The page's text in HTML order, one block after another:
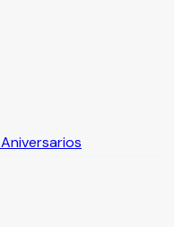
Aniversarios